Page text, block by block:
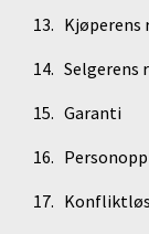
13. Kjøperens
14. Selgerens
15. Garanti
16.
17.